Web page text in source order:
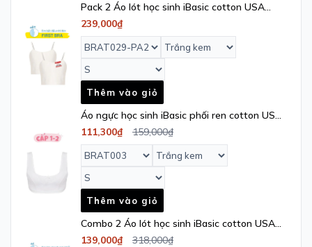
Pack 2 Áo lót học sinh iBasic cotton USA
kháng khuẩn tròng cổ daily iBasic -
BRAT029PA2
239,000₫
Thêm vào giỏ
Áo ngực học sinh iBasic phối ren cotton USA
kháng khuẩn - BRAT003
111,300₫ 159,000₫
Thêm vào giỏ
Combo 2 Áo lót học sinh iBasic cotton USA
kháng khuẩn cài sau - VA107
139,000₫ 318,000₫